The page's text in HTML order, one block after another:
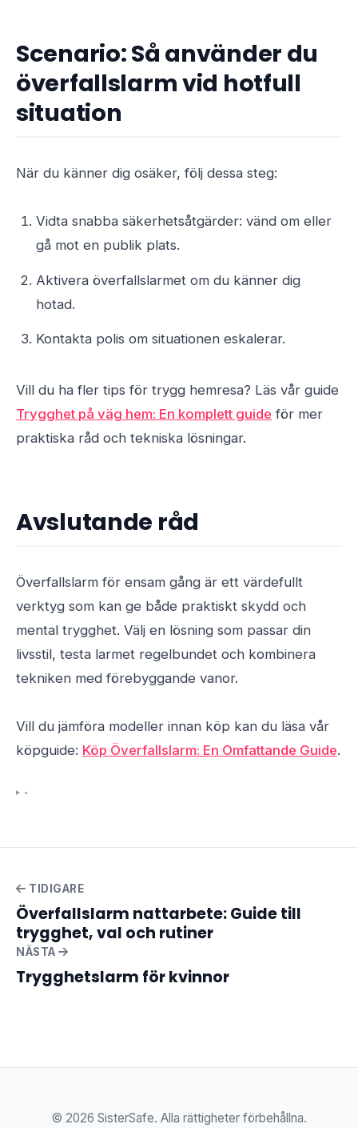
Scenario: Så använder du
överfallslarm vid hotfull
situation
När du känner dig osäker, följ dessa steg:
Vidta snabba säkerhetsåtgärder: vänd om eller
gå mot en publik plats.
Aktivera överfallslarmet om du känner dig
hotad.
Kontakta polis om situationen eskalerar.
Vill du ha fler tips för trygg hemresa? Läs vår guide
Trygghet på väg hem: En komplett guide för mer
praktiska råd och tekniska lösningar.
Avslutande råd
Överfallslarm för ensam gång är ett värdefullt
verktyg som kan ge både praktiskt skydd och
mental trygghet. Välj en lösning som passar din
livsstil, testa larmet regelbundet och kombinera
tekniken med förebyggande vanor.
Vill du jämföra modeller innan köp kan du läsa vår
köpguide: Köp Överfallslarm: En Omfattande Guide.
•
TIDIGARE
Överfallslarm nattarbete: Guide till
trygghet, val och rutiner
NÄSTA
Trygghetslarm för kvinnor
© 2026 SisterSafe. Alla rättigheter förbehållna.